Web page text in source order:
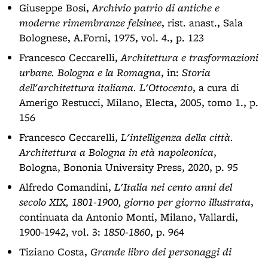
Giuseppe Bosi,Archivio patrio di antiche e
moderne rimembranze felsinee, rist. anast., Sala
Bolognese, A.Forni, 1975, vol. 4., p. 123
Francesco Ceccarelli,Architettura e trasformazioni
urbane. Bologna e la Romagna, in: Storia
dell'architettura italiana. L'Ottocento, a cura di
Amerigo Restucci, Milano, Electa, 2005, tomo 1., p.
156
Francesco Ceccarelli, L'intelligenza della città.
Architettura a Bologna in età napoleonica,
Bologna, Bononia University Press, 2020, p. 95
Alfredo Comandini, L'Italia nei cento anni del
secolo XIX, 1801-1900, giorno per giorno illustrata,
continuata da Antonio Monti, Milano, Vallardi,
1900-1942, vol. 3: 1850-1860, p. 964
Tiziano Costa, Grande libro dei personaggi di